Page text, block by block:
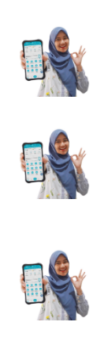
SERAMBI
WN
JAMBI
WN
SULTRA
WN
NTB
SULTENG
WN
SULBAR